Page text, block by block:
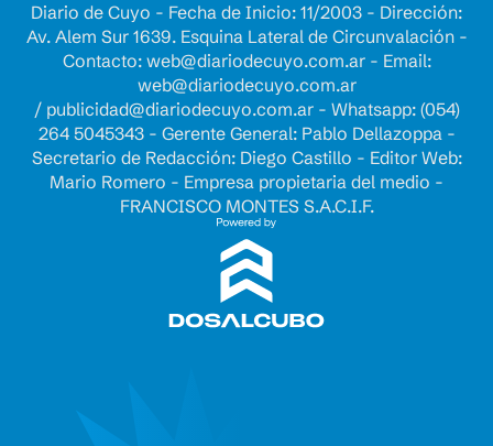
Diario de Cuyo - Fecha de Inicio: 11/2003 - Dirección:
Av. Alem Sur 1639. Esquina Lateral de Circunvalación -
Contacto: web@diariodecuyo.com.ar- Email:
web@diariodecuyo.com.ar
/ publicidad@diariodecuyo.com.ar- Whatsapp: (054)
264 5045343 - Gerente General: Pablo Dellazoppa -
Secretario de Redacción: Diego Castillo - Editor Web:
Mario Romero - Empresa propietaria del medio -
FRANCISCO MONTES S.A.C.I.F.